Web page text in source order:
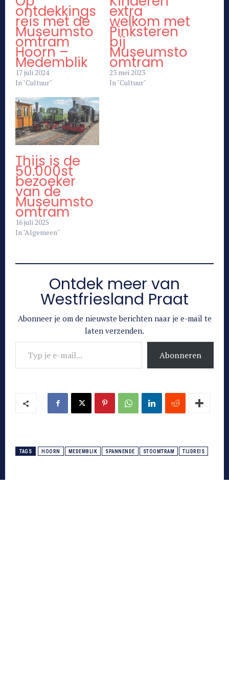
ontdekkings
reis met de
Museumsto
omtram
Hoorn –
Medemblik
17 juli 2024
In "Cultuur"
extra
welkom met
Pinksteren
bij
Museumsto
omtram
23 mei 2023
In "Cultuur"
Thijs is de
50.000st
bezoeker
van de
Museumsto
omtram
16 juli 2025
In "Algemeen"
Ontdek meer van
Westfriesland Praat
Abonneer je om de nieuwste berichten naar je e-mail te
laten verzenden.
Typ je e-mail...
Abonneren
TAGS HOORN MEDEMBLIK SPANNENDE STOOMTRAM TIJDREIS